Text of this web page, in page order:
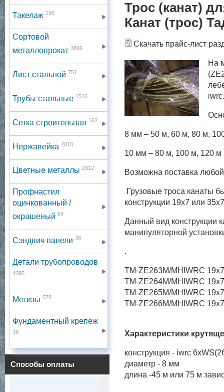
Такелаж 190
Сортовой
металлопрокат 3896
Лист стальной 751
Трубы стальные 1516
Сетка строительная 162
Нержавейка 2818
Цветные металлы 2912
Профнастил
оцинкованный /
окрашеный 64
Сэндвич панели 39
Детали трубопроводов
4095
Метизы 578
Фундаментный крепеж
39
Способы оплаты
Трос (канат)
Канат (трос)
Скачать прайс-лист
На
8 мм – 50 м, 60 м, 80 м,
10 мм – 80 м, 100 м, 120 м
Возможна поставка любой
Грузовые троса канаты
конструкции 19х7 или
Данный вид конструкции
манипуляторной
.
TM-ZE263M/MH IWRC
TM-ZE264M/MH IWRC
TM-ZE265M/MH IWRC
TM-ZE266M/MH IWRC
Характеристики
конструкция - iwrc
диаметр - 8 мм
длина -45 м или 75 м